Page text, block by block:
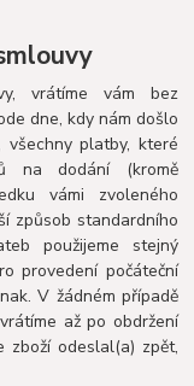
vrátíme vám bez
dne, kdy nám došlo
všechny platby, které
na dodání (kromě
vámi zvoleného
způsob standardního
použijeme stejný
provedení počáteční
V žádném případě
až po obdržení
zboží odeslal(a) zpět,